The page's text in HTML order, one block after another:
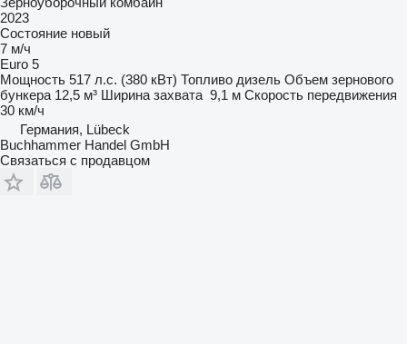
2023
Состояние новый
7 м/ч
Euro 5
Мощность 517 л.с. (380 кВт) Топливо дизель Объем зернового
бункера 12,5 м³ Ширина захвата 9,1 м Скорость передвижения
30 км/ч
Германия, Lübeck
Buchhammer Handel GmbH
Связаться с продавцом